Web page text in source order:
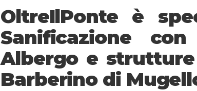
OltreIlPonte è
Sanificazione
Albergo e
Barberino di